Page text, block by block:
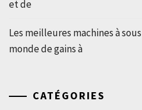
et de
Les meilleures machines à
monde de gains à
CATÉGORIES